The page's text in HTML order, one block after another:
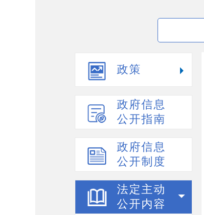
政策
政府信息
公开指南
政府信息
公开制度
法定主动
公开内容